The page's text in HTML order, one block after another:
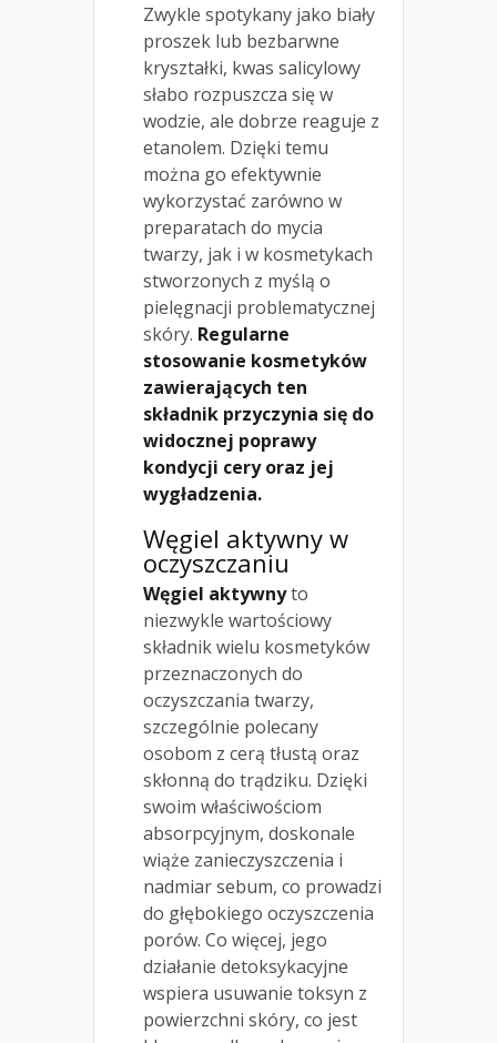
Zwykle spotykany jako biały
proszek lub bezbarwne
kryształki, kwas salicylowy
słabo rozpuszcza się w
wodzie, ale dobrze reaguje z
etanolem. Dzięki temu
można go efektywnie
wykorzystać zarówno w
preparatach do mycia
twarzy, jak i w kosmetykach
stworzonych z myślą o
pielęgnacji problematycznej
skóry. Regularne
stosowanie kosmetyków
zawierających ten
składnik przyczynia się do
widocznej poprawy
kondycji cery oraz jej
wygładzenia.
Węgiel aktywny w
oczyszczaniu
Węgiel aktywnyto
niezwykle wartościowy
składnik wielu kosmetyków
przeznaczonych do
oczyszczania twarzy,
szczególnie polecany
osobom z cerą tłustą oraz
skłonną do trądziku. Dzięki
swoim właściwościom
absorpcyjnym, doskonale
wiąże zanieczyszczenia i
nadmiar sebum, co prowadzi
do głębokiego oczyszczenia
porów. Co więcej, jego
działanie detoksykacyjne
wspiera usuwanie toksyn z
powierzchni skóry, co jest